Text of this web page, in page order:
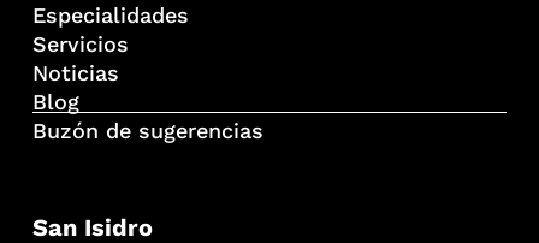
Especialidades
Servicios
Noticias
Blog
Buzón de sugerencias
San Isidro